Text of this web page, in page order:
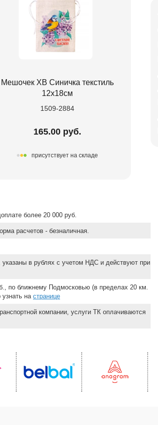
Мешочек ХВ Синичка текстиль
12х18см
1509-2884
165.00 руб.
присутствует на складе
более 20 000 руб.
расчетов - безналичная.
в рублях с учетом НДС и действуют при
по ближнему Подмосковью (в пределах 20 км.
на странице
компании, услуги ТК оплачиваются